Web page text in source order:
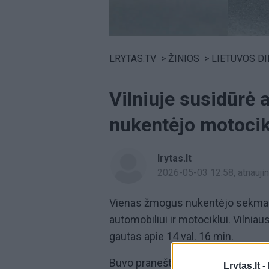
Lrytas.lt -
LRYTAS.TV > ŽINIOS > LIETUVOS
Vilniuje susidūrė
nukentėjo
lrytas.lt
2026-05-03 12:58,
Vienas žmogus nukentėjo
automobiliui ir motociklui.
gautas apie 14 val. 16 min.
Buvo pranešta, kad susidūrė